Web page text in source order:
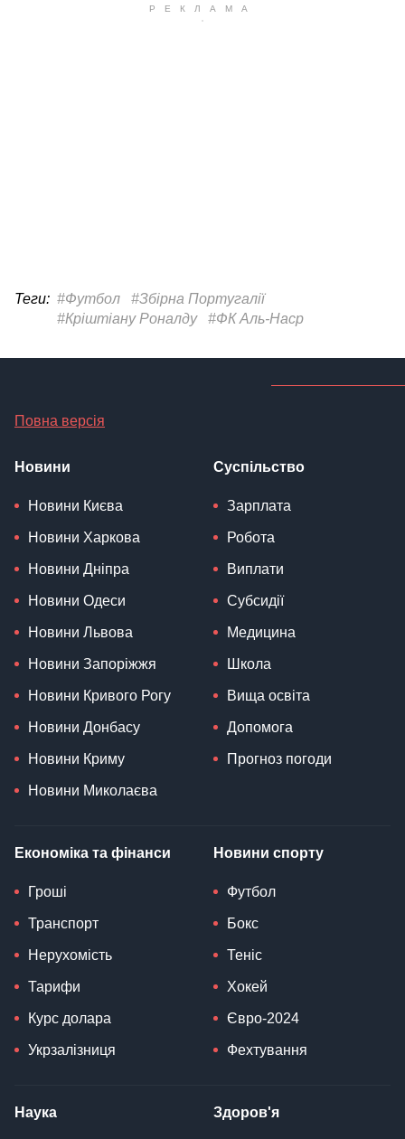
Теги: #Футбол
#Збірна Португалії
#Кріштіану Роналду
#ФК Аль-Наср
Повна версія
Новини
Новини Києва
Новини Харкова
Новини Дніпра
Новини Одеси
Новини Львова
Новини Запоріжжя
Новини Кривого Рогу
Новини Донбасу
Новини Криму
Новини Миколаєва
Суспільство
Зарплата
Робота
Виплати
Субсидії
Медицина
Школа
Вища освіта
Допомога
Прогноз погоди
Економіка та фінанси
Гроші
Транспорт
Нерухомість
Тарифи
Курс долара
Укрзалізниця
Новини спорту
Футбол
Бокс
Теніс
Хокей
Євро-2024
Фехтування
Наука Здоров'я